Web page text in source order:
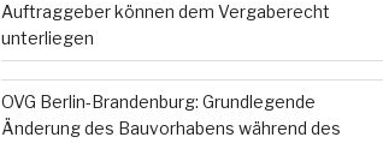
Auftraggeber können dem Vergaberecht
unterliegen
OVG Berlin-Brandenburg: Grundlegende
Änderung des Bauvorhabens während des